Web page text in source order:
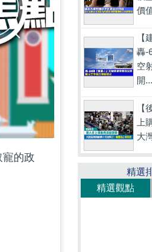
的政
價
【
轟-
空
開...
【
上
大
精選
精選觀點